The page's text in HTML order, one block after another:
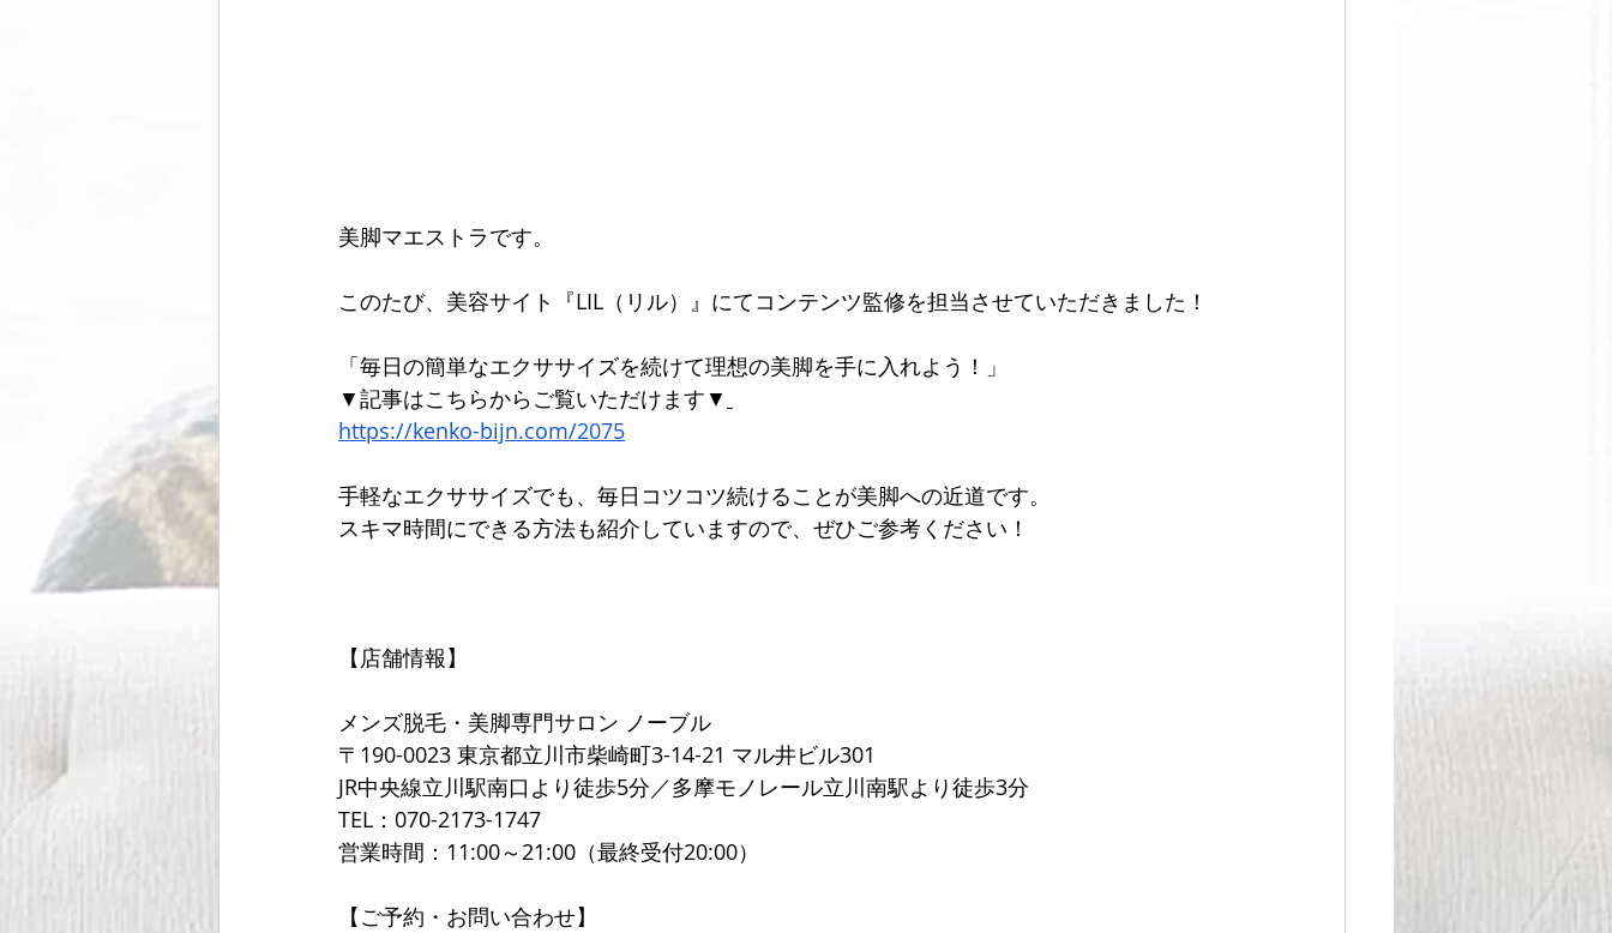
美脚マエストラです。
このたび、美容サイト『LIL（リル）』にてコンテンツ監修を担当させていただきました！
「毎日の簡単なエクササイズを続けて理想の美脚を手に入れよう！」
▼記事はこちらからご覧いただけます▼
https://kenko-bijn.com/2075
手軽なエクササイズでも、毎日コツコツ続けることが美脚への近道です。
スキマ時間にできる方法も紹介していますので、ぜひご参考ください！
【店舗情報】
メンズ脱毛・美脚専門サロン ノーブル
〒190-0023 東京都立川市柴崎町3-14-21 マル井ビル301
JR中央線立川駅南口より徒歩5分／多摩モノレール立川南駅より徒歩3分
TEL：070-2173-1747
営業時間：11:00～21:00（最終受付20:00）
【ご予約・お問い合わせ】